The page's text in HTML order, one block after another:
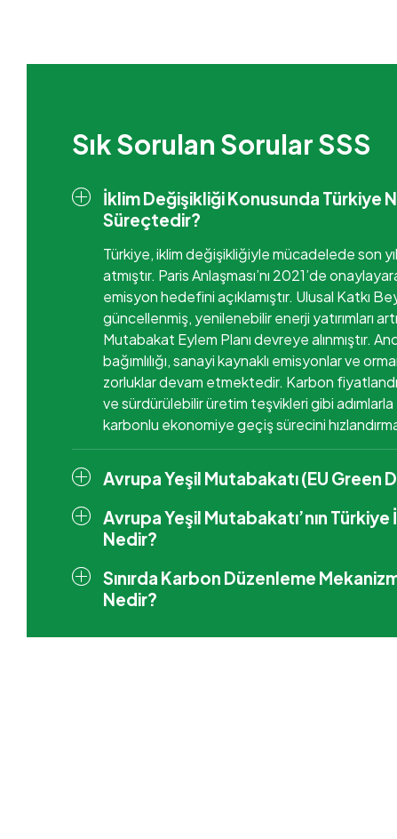
Sık Sorulan Sorular SSS
İklim Değişikliği Konusunda Türkiye
Süreçtedir?
Türkiye, iklim değişikliğiyle mücadelede son
atmıştır. Paris Anlaşması’nı 2021’de
emisyon hedefini açıklamıştır. Ulusal Katkı
güncellenmiş, yenilenebilir enerji yatırımları
Mutabakat Eylem Planı devreye alınmıştır.
bağımlılığı, sanayi kaynaklı emisyonlar ve
zorluklar devam etmektedir. Karbon
ve sürdürülebilir üretim teşvikleri gibi
karbonlu ekonomiye geçiş sürecini
Avrupa Yeşil Mutabakatı (EU Green
Avrupa Yeşil Mutabakatı’nın
Nedir?
Sınırda Karbon Düzenleme
Nedir?